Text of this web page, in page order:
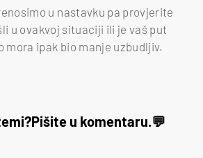
u nastavku pa provjerite
u ovakvoj situaciji ili je vaš put
mora ipak bio manje uzbudljiv.
Pišite u komentaru.